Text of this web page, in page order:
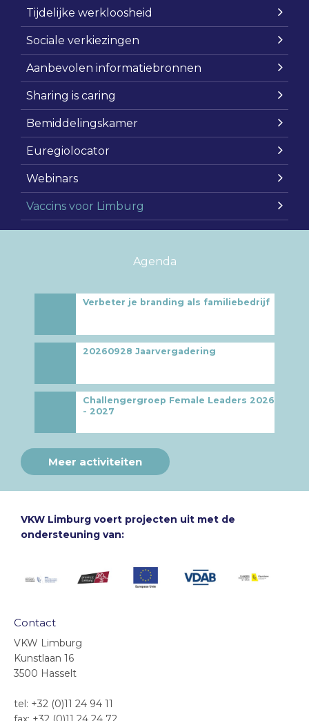
Tijdelijke werkloosheid
Sociale verkiezingen
Aanbevolen informatiebronnen
Sharing is caring
Bemiddelingskamer
Euregiolocator
Webinars
Vaccins voor Limburg
Agenda
Verbeter je branding als familiebedrijf
20260928 Jaarvergadering
Challengergroep Female Leaders 2026
- 2027
Meer activiteiten
VKW Limburg voert projecten uit met de
ondersteuning van:
Contact
VKW Limburg
Kunstlaan 16
3500 Hasselt
tel: +32 (0)11 24 94 11